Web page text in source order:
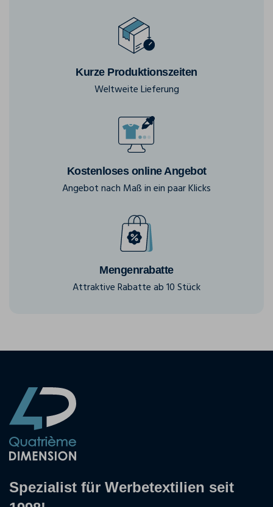
Kurze Produktionszeiten
Weltweite Lieferung
Kostenloses online Angebot
Angebot nach Maß in ein paar Klicks
Mengenrabatte
Attraktive Rabatte ab 10 Stück
Spezialist für Werbetextilien seit